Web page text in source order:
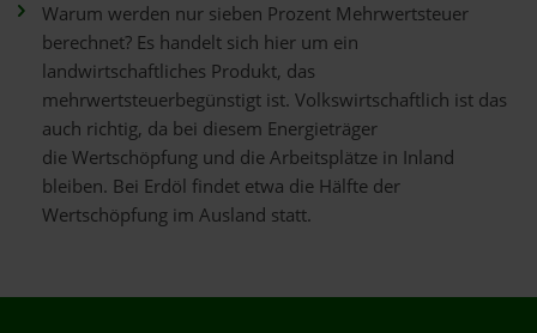
Warum werden nur sieben Prozent Mehrwertsteuer
berechnet? Es handelt sich hier um ein
landwirtschaftliches Produkt, das
mehrwertsteuerbegünstigt ist. Volkswirtschaftlich ist das
auch richtig, da bei diesem Energieträger
die Wertschöpfung und die Arbeitsplätze in Inland
bleiben. Bei Erdöl findet etwa die Hälfte der
Wertschöpfung im Ausland statt.